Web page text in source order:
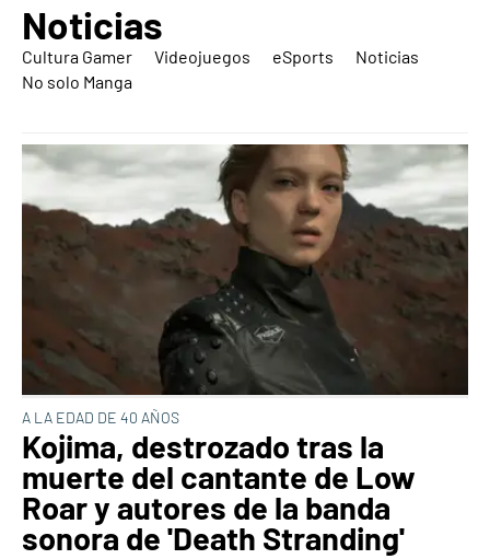
Noticias
Cultura Gamer Videojuegos eSports
Noticias
No solo Manga
A LA EDAD DE 40 AÑOS
Kojima, destrozado tras la
muerte del cantante de Low
Roar y autores de la banda
sonora de 'Death Stranding'